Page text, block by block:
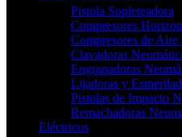
Pistola Sopleteadora
Compresores
Compresores de
Clavadoras
Engrapadoras
Lijadoras y
Pistolas de Impacto
Remachadoras
Eléctricos